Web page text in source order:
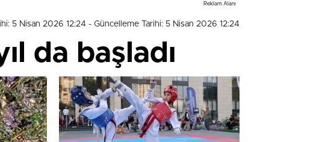
Reklam Alanı
5 Nisan 2026 12:24 - Güncelleme Tarihi: 5 Nisan 2026 12:24
da başladı